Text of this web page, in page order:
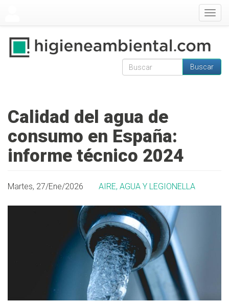
Formulario de
Buscar
Calidad del agua de
consumo en España:
informe técnico 2024
Martes, 27/Ene/2026 AIRE, AGUA Y LEGIONELLA